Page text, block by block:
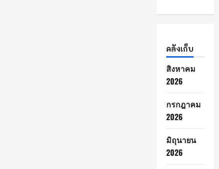
คลังเก็บ
สิงหาคม
2026
กรกฎาคม
2026
มิถุนายน
2026